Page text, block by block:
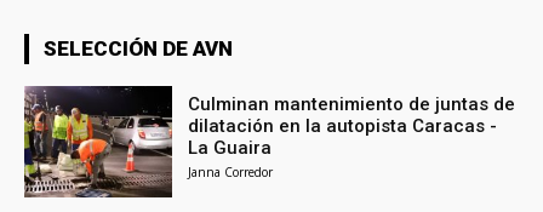
SELECCIÓN DE AVN
Culminan mantenimiento de juntas de
dilatación en la autopista Caracas -
La Guaira
Janna Corredor